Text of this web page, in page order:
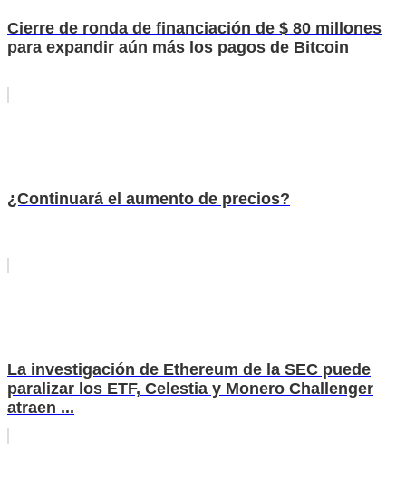
Cierre de ronda de financiación de $ 80 millones
para expandir aún más los pagos de Bitcoin
¿Continuará el aumento de precios?
La investigación de Ethereum de la SEC puede
paralizar los ETF, Celestia y Monero Challenger
atraen ...